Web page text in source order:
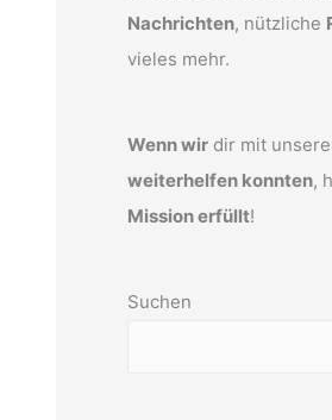
Nachrichten, nützliche
vieles mehr.
Wenn wir dir mit
weiterhelfen konnten,
Mission erfüllt!
Suchen